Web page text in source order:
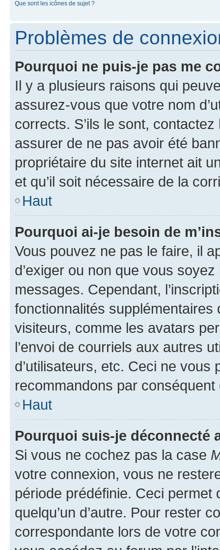
Que sont les icônes de sujet ?
Problèmes de
Pourquoi ne puis-je pas me
Il y a plusieurs raisons qui
assurez-vous que votre nom
corrects. S’ils le sont,
assurer de ne pas avoir été
propriétaire du site internet ait
et qu’il soit nécessaire de la
Haut
Pourquoi ai-je besoin de
Vous pouvez ne pas le faire, il
d’exiger ou non que vous
messages. Cependant,
fonctionnalités
visiteurs, comme les avatars
l’envoi de courriels aux autres
d’utilisateurs, etc. Ceci ne vous
recommandons par conséquent
Haut
Pourquoi suis-je déconnecté
Si vous ne cochez pas la case
votre connexion, vous ne
période prédéfinie. Ceci permet
quelqu’un d’autre. Pour rester
correspondante lors de votre